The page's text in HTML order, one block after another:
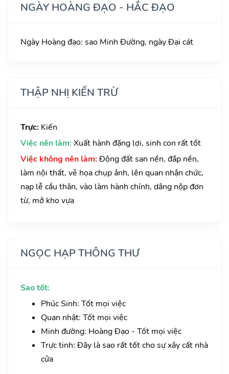
NGÀY HOÀNG ĐẠO - HẮC ĐẠO
Ngày Hoàng đạo: sao Minh Đường, ngày Đại cát
THẬP NHỊ KIẾN TRỪ
Trực: Kiến
Việc nên làm: Xuất hành đặng lợi, sinh con rất tốt
Việc không nên làm: Động đất san nền, đắp nền,
làm nội thất, vẽ họa chụp ảnh, lên quan nhận chức,
nạp lễ cầu thân, vào làm hành chính, dâng nộp đơn
từ, mở kho vựa
NGỌC HẠP THÔNG THƯ
Sao tốt:
Phúc Sinh: Tốt mọi việc
Quan nhật: Tốt mọi việc
Minh đường: Hoàng Đạo - Tốt mọi việc
Trực tinh: Đây là sao rất tốt cho sự xây cất nhà
cửa